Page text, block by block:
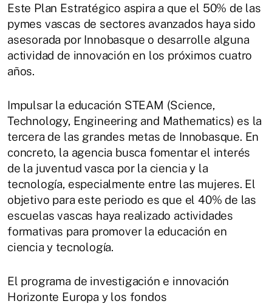
Este Plan Estratégico aspira a que el 50% de las
pymes vascas de sectores avanzados haya sido
asesorada por Innobasque o desarrolle alguna
actividad de innovación en los próximos cuatro
años.
Impulsar la educación STEAM (Science,
Technology, Engineering and Mathematics) es la
tercera de las grandes metas de Innobasque. En
concreto, la agencia busca fomentar el interés
de la juventud vasca por la ciencia y la
tecnología, especialmente entre las mujeres. El
objetivo para este periodo es que el 40% de las
escuelas vascas haya realizado actividades
formativas para promover la educación en
ciencia y tecnología.
El programa de investigación e innovación
Horizonte Europa y los fondos